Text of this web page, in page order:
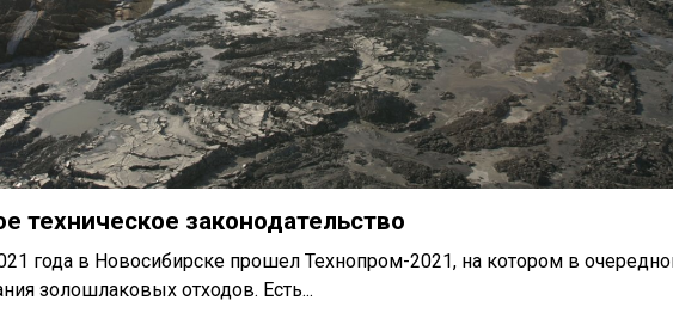
техническое законодательство
года в Новосибирске прошел Технопром-2021, на котором в
золошлаковых отходов. Есть...